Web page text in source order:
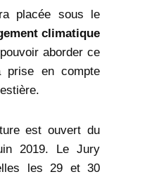
placée sous le
climatique
aborder ce
prise en compte
est ouvert du
2019. Le Jury
les 29 et 30